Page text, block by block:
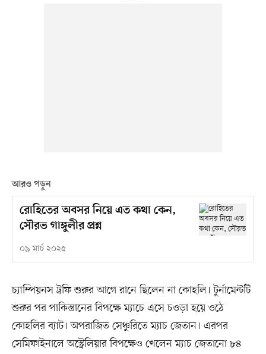
আরও পড়ুন
রোহিতের অবসর নিয়ে এত কথা কেন,
সৌরভ গাঙ্গুলীর প্রশ্ন
০৯ মার্চ ২০২৫
চ্যাম্পিয়নস ট্রফি শুরুর আগে রানে ছিলেন না কোহলি। টুর্নামেন্টটি
শুরুর পর পাকিস্তানের বিপক্ষে ম্যাচে এসে চওড়া হয়ে ওঠে
কোহলির ব্যাট। অপরাজিত সেঞ্চুরিতে ম্যাচ জেতান। এরপর
সেমিফাইনালে অস্ট্রেলিয়ার বিপক্ষেও খেলেন ম্যাচ জেতানো ৮৪